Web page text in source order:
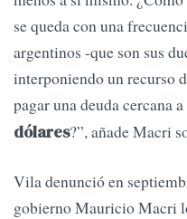
se queda con una
argentinos -que son sus
interponiendo un recurso
pagar una deuda cercana
dólares?”, añade Macri
Vila denunció en
gobierno Mauricio Macri